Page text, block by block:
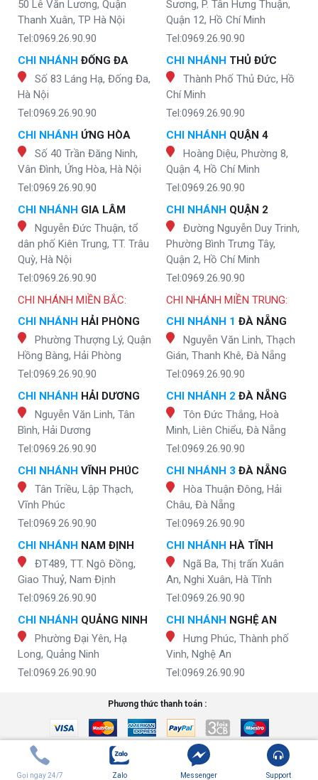
50 Lê Văn Lương, Quận
Thanh Xuân, TP Hà Nội
Tel:0969.26.90.90
CHI NHÁNH ĐỐNG ĐA
Số 83 Láng Hạ, Đống Đa,
Hà Nội
Tel:0969.26.90.90
CHI NHÁNH ỨNG HÒA
Số 40 Trần Đăng Ninh,
Vân Đình, Ứng Hòa, Hà Nội
Tel:0969.26.90.90
CHI NHÁNH GIA LÂM
Nguyễn Đức Thuận, tổ
dân phố Kiên Trung, TT. Trâu
Quỳ, Hà Nội
Tel:0969.26.90.90
Sương, P. Tân Hưng Thuận,
Quận 12, Hồ Chí Minh
Tel:0969.26.90.90
CHI NHÁNH THỦ ĐỨC
Thành Phố Thủ Đức, Hồ
Chí Minh
Tel:0969.26.90.90
CHI NHÁNH QUẬN 4
Hoàng Diệu, Phường 8,
Quận 4, Hồ Chí Minh
Tel:0969.26.90.90
CHI NHÁNH QUẬN 2
Đường Nguyễn Duy Trinh,
Phường Bình Trưng Tây,
Quận 2, Hồ Chí Minh
Tel:0969.26.90.90
CHI NHÁNH MIỀN BẮC:
CHI NHÁNH HẢI PHÒNG
Phường Thượng Lý, Quận
Hồng Bàng, Hải Phòng
Tel:0969.26.90.90
CHI NHÁNH HẢI DƯƠNG
Nguyễn Văn Linh, Tân
Bình, Hải Dương
Tel:0969.26.90.90
CHI NHÁNH VĨNH PHÚC
Tân Triều, Lập Thạch,
Vĩnh Phúc
Tel:0969.26.90.90
CHI NHÁNH NAM ĐỊNH
ĐT489, TT. Ngô Đồng,
Giao Thuỷ, Nam Định
Tel:0969.26.90.90
CHI NHÁNH QUẢNG NINH
Phường Đại Yên, Hạ
Long, Quảng Ninh
Tel:0969.26.90.90
CHI NHÁNH MIỀN TRUNG:
CHI NHÁNH 1 ĐÀ NẴNG
Nguyễn Văn Linh, Thạch
Gián, Thanh Khê, Đà Nẵng
Tel:0969.26.90.90
CHI NHÁNH 2 ĐÀ NẴNG
Tôn Đức Thắng, Hoà
Minh, Liên Chiểu, Đà Nẵng
Tel:0969.26.90.90
CHI NHÁNH 3 ĐÀ NẴNG
Hòa Thuận Đông, Hải
Châu, Đà Nẵng
Tel:0969.26.90.90
CHI NHÁNH HÀ TĨNH
Ngã Ba, Thị trấn Xuân
An, Nghi Xuân, Hà Tĩnh
Tel:0969.26.90.90
CHI NHÁNH NGHỆ AN
Hưng Phúc, Thành phố
Vinh, Nghệ An
Tel:0969.26.90.90
Phương thức thanh toán :
Gọi ngay 24/7 Zalo Messenger Support